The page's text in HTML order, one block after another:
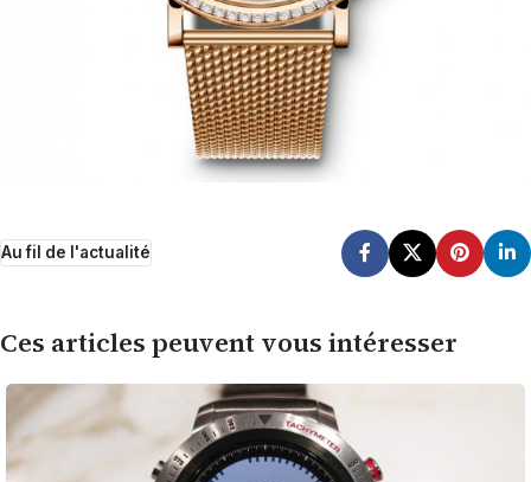
Au fil de l'actualité
Ces articles peuvent vous intéresser